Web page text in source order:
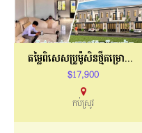
តម្លៃពិសេសប្រូម៉ូសិនថ្មីគម្រោងផ្ទះល្វែង
$17,900
កប់ស្រូវ